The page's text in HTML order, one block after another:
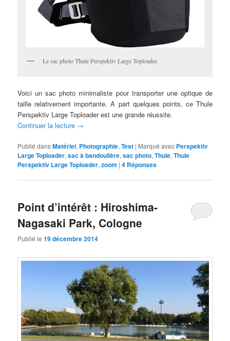
Le sac photo Thule Perspektiv Large Toploader.
Voici un sac photo minimaliste pour transporter une optique de
taille relativement importante. A part quelques points, ce Thule
Perspektiv Large Toploader est une grande réussite.
Continuer la lecture →
Publié dansMatériel, Photographie,Test | Marqué avec Perspektiv
Large Toploader,sac à bandoulière,sac photo,Thule,Thule
Perspektiv Large Toploader,zoom |4 Réponses
Point d’intérêt : Hiroshima-
Nagasaki Park, Cologne
Publié le19 décembre 2014